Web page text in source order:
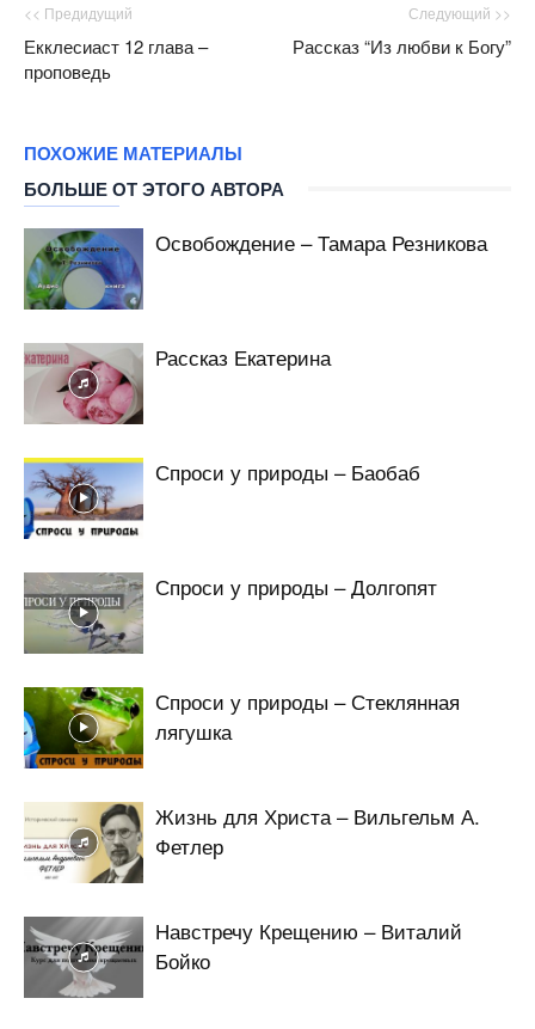
<< Предидущий
Екклесиаст 12 глава –
проповедь
Следующий >>
Рассказ “Из любви к Богу”
ПОХОЖИЕ МАТЕРИАЛЫ
БОЛЬШЕ ОТ ЭТОГО АВТОРА
Освобождение – Тамара Резникова
Рассказ Екатерина
Спроси у природы – Баобаб
Спроси у природы – Долгопят
Спроси у природы – Стеклянная
лягушка
Жизнь для Христа – Вильгельм А.
Фетлер
Навстречу Крещению – Виталий
Бойко